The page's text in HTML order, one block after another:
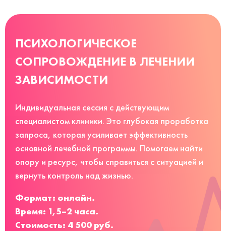
ПСИХОЛОГИЧЕСКОЕ
СОПРОВОЖДЕНИЕ В ЛЕЧЕНИИ
ЗАВИСИМОСТИ
Индивидуальная сессия с действующим
специалистом клиники. Это глубокая проработка
запроса, которая усиливает эффективность
основной лечебной программы. Помогаем найти
опору и ресурс, чтобы справиться с ситуацией и
вернуть контроль над жизнью.
Формат: онлайн.
Время: 1,5–2 часа.
Стоимость: 4 500 руб.